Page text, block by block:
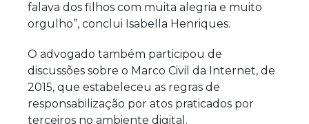
falava dos filhos com muita alegria e muito
orgulho”, conclui Isabella Henriques.
O advogado também participou de
discussões sobre o Marco Civil da Internet, de
2015, que estabeleceu as regras de
responsabilização por atos praticados por
terceiros no ambiente digital.